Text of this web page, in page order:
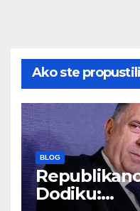
Ako ste propustili
BLOG
Dodiku: